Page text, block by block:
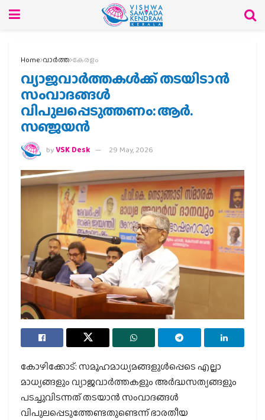
Home വാര്‍ത്ത കേരളം
വ്യാജവാര്‍ത്തകള്‍ക്ക് തടയിടാന്‍
സംവാദങ്ങള്‍
വിപുലപ്പെടുത്തണം: ആര്‍.
സഞ്ജയന്‍
byVSK Desk 29 May, 2026
കോഴിക്കോട്: സമൂഹമാധ്യമങ്ങളുള്‍പ്പെടെ എല്ലാ
മാധ്യങ്ങളും വ്യാജവാര്‍ത്തകളും അര്‍ദ്ധസത്യങ്ങളും
പടച്ചുവിടന്നത് തടയാന്‍ സംവാദങ്ങള്‍
വിപുലപ്പെടുത്തേണ്ടതുണ്ടെന്ന് ഭാരതീയ